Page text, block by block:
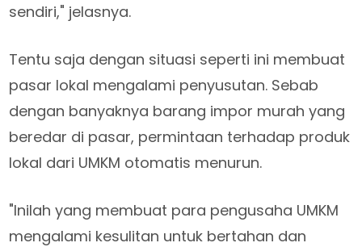
sendiri," jelasnya.
Tentu saja dengan situasi seperti ini membuat
pasar lokal mengalami penyusutan. Sebab
dengan banyaknya barang impor murah yang
beredar di pasar, permintaan terhadap produk
lokal dari UMKM otomatis menurun.
"Inilah yang membuat para pengusaha UMKM
mengalami kesulitan untuk bertahan dan